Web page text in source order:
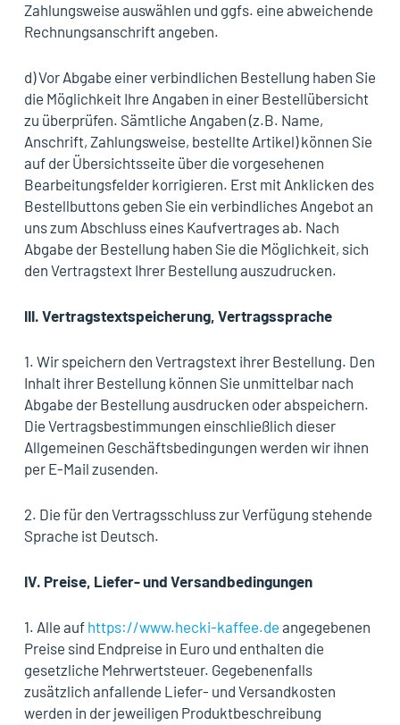
Zahlungsweise auswählen und ggfs. eine abweichende
Rechnungsanschrift angeben.
d) Vor Abgabe einer verbindlichen Bestellung haben Sie
die Möglichkeit Ihre Angaben in einer Bestellübersicht
zu überprüfen. Sämtliche Angaben (z.B. Name,
Anschrift, Zahlungsweise, bestellte Artikel) können Sie
auf der Übersichtsseite über die vorgesehenen
Bearbeitungsfelder korrigieren. Erst mit Anklicken des
Bestellbuttons geben Sie ein verbindliches Angebot an
uns zum Abschluss eines Kaufvertrages ab. Nach
Abgabe der Bestellung haben Sie die Möglichkeit, sich
den Vertragstext Ihrer Bestellung auszudrucken.
III. Vertragstextspeicherung, Vertragssprache
1. Wir speichern den Vertragstext ihrer Bestellung. Den
Inhalt ihrer Bestellung können Sie unmittelbar nach
Abgabe der Bestellung ausdrucken oder abspeichern.
Die Vertragsbestimmungen einschließlich dieser
Allgemeinen Geschäftsbedingungen werden wir ihnen
per E-Mail zusenden.
2. Die für den Vertragsschluss zur Verfügung stehende
Sprache ist Deutsch.
IV. Preise, Liefer- und Versandbedingungen
1. Alle auf https://www.hecki-kaffee.de angegebenen
Preise sind Endpreise in Euro und enthalten die
gesetzliche Mehrwertsteuer. Gegebenenfalls
zusätzlich anfallende Liefer- und Versandkosten
werden in der jeweiligen Produktbeschreibung